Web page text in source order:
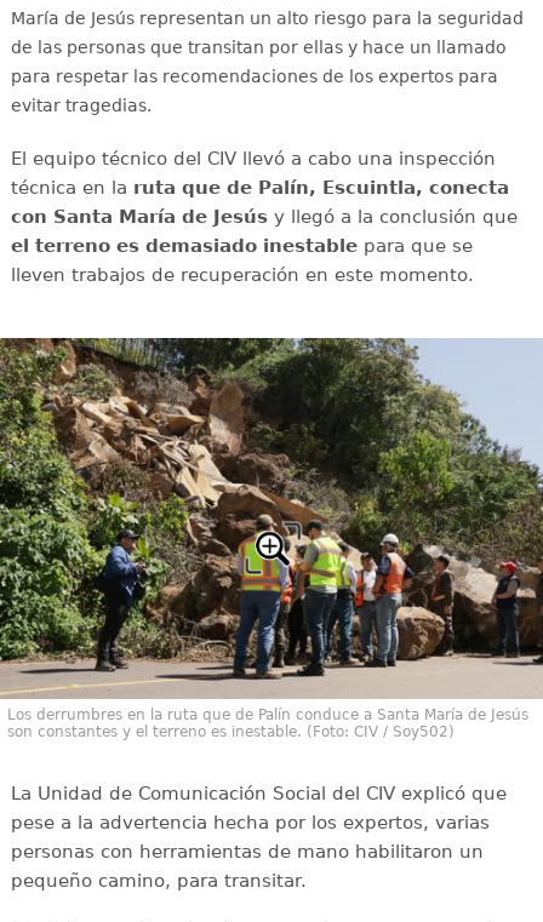
María de Jesús representan un alto riesgo para la seguridad
de las personas que transitan por ellas y hace un llamado
para respetar las recomendaciones de los expertos para
evitar tragedias.
El equipo técnico del CIV llevó a cabo una inspección
técnica en la ruta que de Palín, Escuintla, conecta
con Santa María de Jesúsy llegó a la conclusión que
el terreno es demasiado inestablepara que se
lleven trabajos de recuperación en este momento.
Los derrumbres en la ruta que de Palín conduce a Santa María de Jesús
son constantes y el terreno es inestable. (Foto: CIV / Soy502)
La Unidad de Comunicación Social del CIV explicó que
pese a la advertencia hecha por los expertos, varias
personas con herramientas de mano habilitaron un
pequeño camino, para transitar.